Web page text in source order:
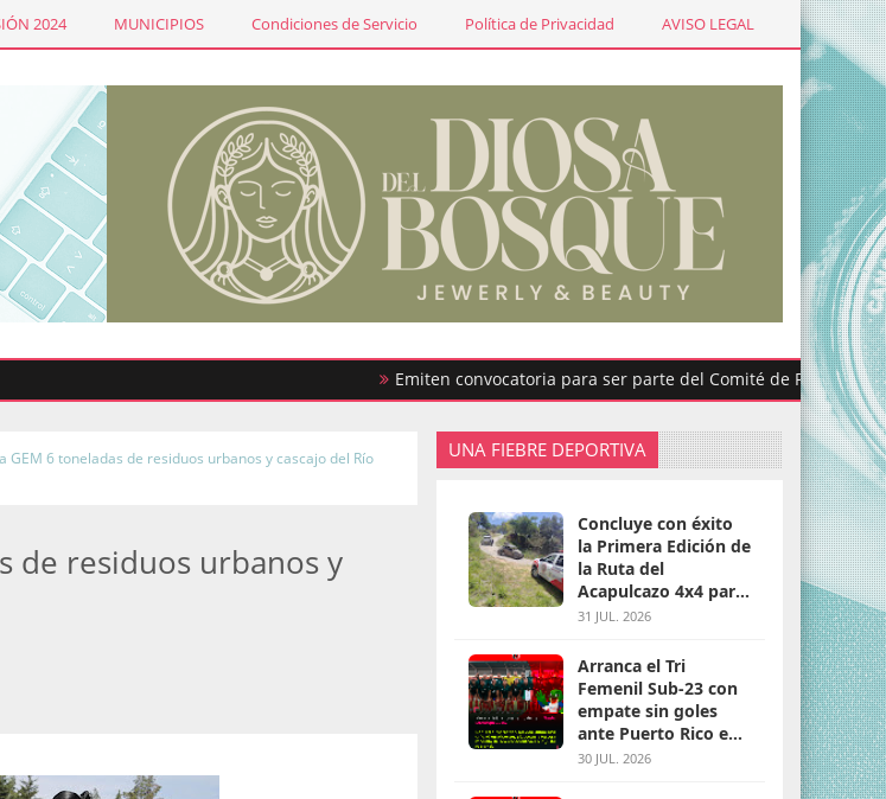
2024 MUNICIPIOS Condiciones de Servicio Política de Privacidad AVISO LEGAL
Emiten convocatoria para ser parte del Comité de Participación
GEM 6 toneladas de residuos urbanos y cascajo del Río
de residuos urbanos y
UNA FIEBRE DEPORTIVA
Concluye con éxito
la Primera Edición de
la Ruta del
Acapulcazo 4x4 para
parejas
31 JUL. 2026
Arranca el Tri
Femenil Sub-23 con
empate sin goles
ante Puerto Rico en
Santo Domingo 2026
30 JUL. 2026